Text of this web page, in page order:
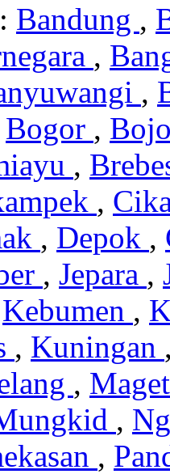
Bandung ,
,
,
Bogor ,
,
,
, Depok ,
, Jepara ,
Kebumen ,
, Kuningan
,
,
,